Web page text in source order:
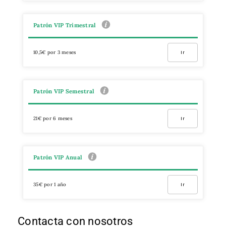
Patrón VIP Trimestral
10,5€ por 3 meses Ir
Patrón VIP Semestral
21€ por 6 meses Ir
Patrón VIP Anual
35€ por 1 año Ir
Contacta con nosotros